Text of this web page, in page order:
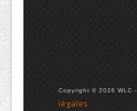
Copyright © 2026 WLC -
légales